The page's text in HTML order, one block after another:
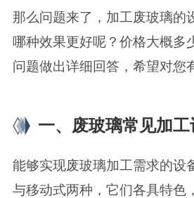
那么问题来了，加工废玻璃的
哪种效果更好呢？价格大概多
问题做出详细回答，希望对您
一、废玻璃常见加
能够实现废玻璃加工需求的设
与移动式两种，它们各具特色